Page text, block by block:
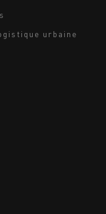
urbaine